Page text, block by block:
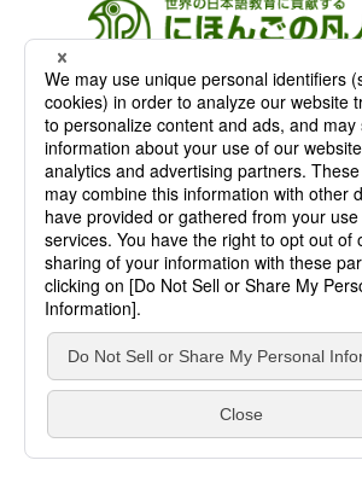
凡人社の出版情報
〒102-0093 東京都千代田区平
TEL：03-3263-3959／FAX：03-
麹町店
〒102-0093
TEL：03-
大阪店
〒541-0056
TEL：06-